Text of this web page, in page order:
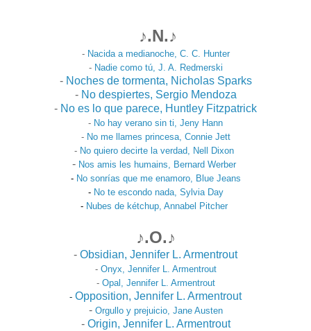
♪.N.♪
- Nacida a medianoche, C. C. Hunter
- Nadie como tú, J. A. Redmerski
- Noches de tormenta, Nicholas Sparks
- No despiertes, Sergio Mendoza
- No es lo que parece, Huntley Fitzpatrick
- No hay verano sin ti, Jeny Hann
- No me llames princesa, Connie Jett
- No quiero decirte la verdad, Nell Dixon
- Nos amis les humains, Bernard Werber
- No sonrías que me enamoro, Blue Jeans
- No te escondo nada, Sylvia Day
- Nubes de kétchup, Annabel Pitcher
♪.O.♪
- Obsidian, Jennifer L. Armentrout
- Onyx, Jennifer L. Armentrout
- Opal, Jennifer L. Armentrout
- Opposition, Jennifer L. Armentrout
- Orgullo y prejuicio, Jane Austen
- Origin, Jennifer L. Armentrout